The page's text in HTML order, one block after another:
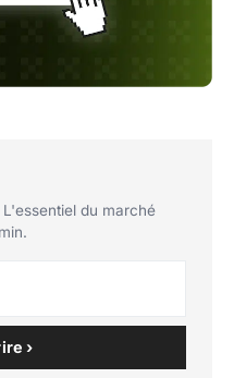
du marché
›